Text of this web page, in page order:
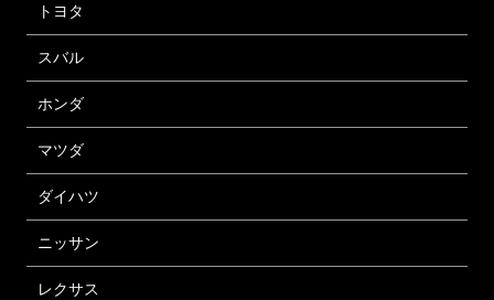
トヨタ
スバル
ホンダ
マツダ
ダイハツ
ニッサン
レクサス